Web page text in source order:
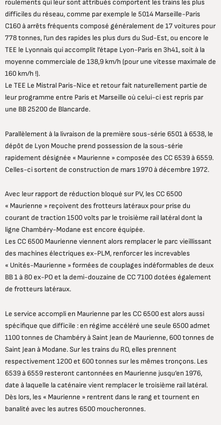
roulements qui leur sont attribués comportent les trains les plus
difficiles du réseau, comme par exemple le 5014 Marseille-Paris
C160 à arrêts fréquents composé généralement de 17 voitures pour
778 tonnes, l’un des rapides les plus durs du Sud-Est, ou encore le
TEE le Lyonnais qui accomplit l’étape Lyon-Paris en 3h41, soit à la
moyenne commerciale de 138,9 km/h (pour une vitesse maximale de
160 km/h !).
Le TEE Le Mistral Paris-Nice et retour fait naturellement partie de
leur programme entre Paris et Marseille où celui-ci est repris par
une BB 25200 de Blancarde.
Parallèlement à la livraison de la première sous-série 6501 à 6538, le
dépôt de Lyon Mouche prend possession de la sous-série
rapidement désignée « Maurienne » composée des CC 6539 à 6559.
Celles-ci sortent de construction de mars 1970 à décembre 1972.
Avec leur rapport de réduction bloqué sur PV, les CC 6500
« Maurienne » reçoivent des frotteurs latéraux pour prise du
courant de traction 1500 volts par le troisième rail latéral dont la
ligne Chambéry-Modane est encore équipée.
Les CC 6500 Maurienne viennent alors remplacer le parc vieillissant
des machines électriques ex-PLM, renforcer les increvables
« Unités-Maurienne » formées de couplages indéformables de deux
BB 1 à 80 ex-PO et la demi-douzaine de CC 7100 dotées également
de frotteurs latéraux.
Le service accompli en Maurienne par les CC 6500 est alors aussi
spécifique que difficile : en régime accéléré une seule 6500 admet
1100 tonnes de Chambéry à Saint Jean de Maurienne, 600 tonnes de
Saint Jean à Modane. Sur les trains du RO, elles prennent
respectivement 1200 et 600 tonnes sur les mêmes tronçons. Les
6539 à 6559 resteront cantonnées en Maurienne jusqu’en 1976,
date à laquelle la caténaire vient remplacer le troisième rail latéral.
Dès lors, les « Maurienne » rentrent dans le rang et tournent en
banalité avec les autres 6500 moucheronnes.